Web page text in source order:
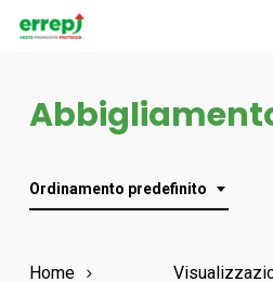
Skip
content
Ordinamento predefinito
Home